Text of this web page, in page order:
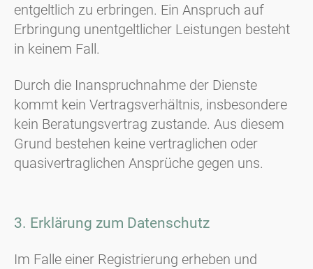
entgeltlich zu erbringen. Ein Anspruch auf
Erbringung unentgeltlicher Leistungen besteht
in keinem Fall.
Durch die Inanspruchnahme der Dienste
kommt kein Vertragsverhältnis, insbesondere
kein Beratungsvertrag zustande. Aus diesem
Grund bestehen keine vertraglichen oder
quasivertraglichen Ansprüche gegen uns.
3. Erklärung zum Datenschutz
Im Falle einer Registrierung erheben und